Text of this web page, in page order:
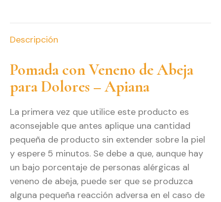
Descripción
Pomada con Veneno de Abeja
para Dolores – Apiana
La primera vez que utilice este producto es
aconsejable que antes aplique una cantidad
pequeña de producto sin extender sobre la piel
y espere 5 minutos. Se debe a que, aunque hay
un bajo porcentaje de personas alérgicas al
veneno de abeja, puede ser que se produzca
alguna pequeña reacción adversa en el caso de